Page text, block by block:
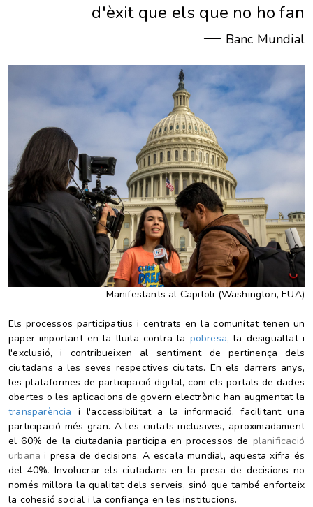
d'èxit que els que no ho fan
— Banc Mundial
Manifestants al Capitoli (Washington, EUA)
Els processos participatius i centrats en la comunitat tenen un
paper important en la lluita contra la pobresa, la desigualtat i
l'exclusió, i contribueixen al sentiment de pertinença dels
ciutadans a les seves respectives ciutats. En els darrers anys,
les plataformes de participació digital, com els portals de dades
obertes o les aplicacions de govern electrònic han augmentat la
transparència i l'accessibilitat a la informació, facilitant una
participació més gran. A les ciutats inclusives, aproximadament
el 60%de la ciutadania participa en processos de planificació
urbana i presa de decisions. A escala mundial, aquesta xifra és
del 40%. Involucrar els ciutadans en la presa de decisions no
només millora la qualitat dels serveis, sinó que també enforteix
la cohesió social i la confiança en les institucions.